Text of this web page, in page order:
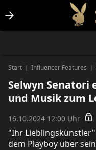
Start | Influencer Features |
Selwyn Senatori
und Musik zum
16.10.2024 12:00 Uhr
"Ihr
dem Playboy über